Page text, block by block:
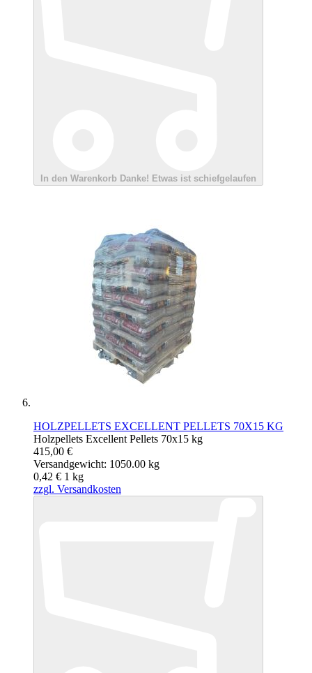
In den Warenkorb Danke! Etwas ist schiefgelaufen
HOLZPELLETS EXCELLENT PELLETS 70X15 KG
Holzpellets Excellent Pellets 70x15 kg
415,00 €
Versandgewicht: 1050.00 kg
0,42 € 1 kg
zzgl. Versandkosten